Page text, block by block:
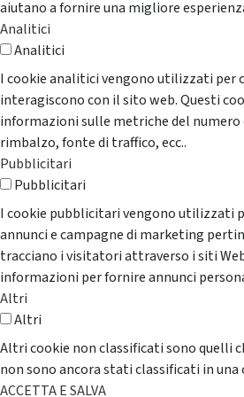
aiutano a fornire una migliore
Analitici
Analitici
I cookie analitici vengono utilizzati per
interagiscono con il sito web. Questi
informazioni sulle metriche del
rimbalzo, fonte di traffico, ecc..
Pubblicitari
Pubblicitari
I cookie pubblicitari vengono utilizzati
annunci e campagne di marketing
tracciano i visitatori attraverso i siti
informazioni per fornire annunci
Altri
Altri
Altri cookie non classificati sono quelli
non sono ancora stati classificati in una
ACCETTA E SALVA